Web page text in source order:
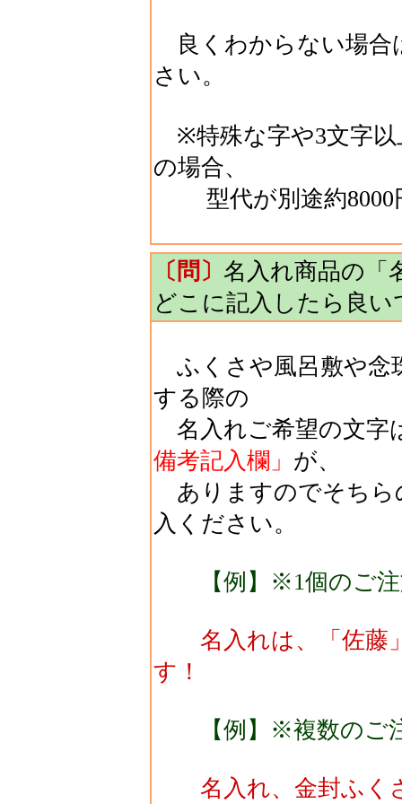
良くわからない場合
さい。
※特殊な字や3文字以
の場合、
型代が別途約8000
〔問〕 名入れ商品の「
どこに記入したら良い
ふくさや風呂敷や念
する際の
名入れご希望の文字
備考記入欄」 が、
ありますのでそちら
入ください。
【例】※1個のご注
名入れは、「佐藤
す！
【例】※複数のご
名入れ、金封ふく